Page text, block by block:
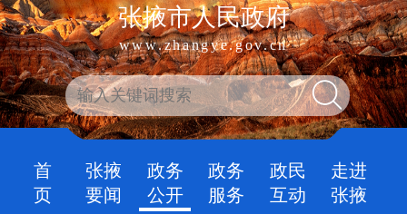
张掖市人民政府
www.zhangye.gov.cn
首
页
张掖
要闻
政务
公开
政务
服务
政民
互动
走进
张掖